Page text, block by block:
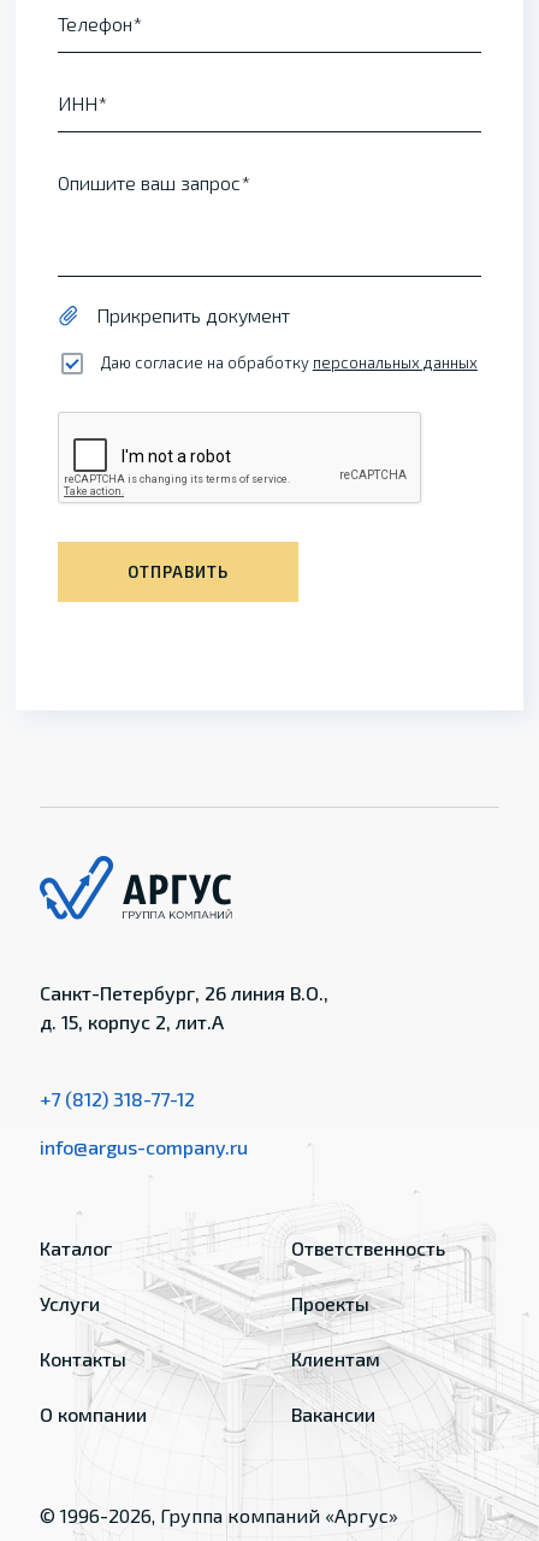
Телефон
ИНН
Опишите ваш запрос
Прикрепить документ
Даю согласие на обработку персональных данных
ОТПРАВИТЬ
Санкт-Петербург, 26 линия В.О.,
д. 15, корпус 2, лит.А
+7 (812) 318-77-12
info@argus-company.ru
Каталог
Услуги
Контакты
О компании
Ответственность
Проекты
Клиентам
Вакансии
© 1996-2026, Группа компаний «Аргус»